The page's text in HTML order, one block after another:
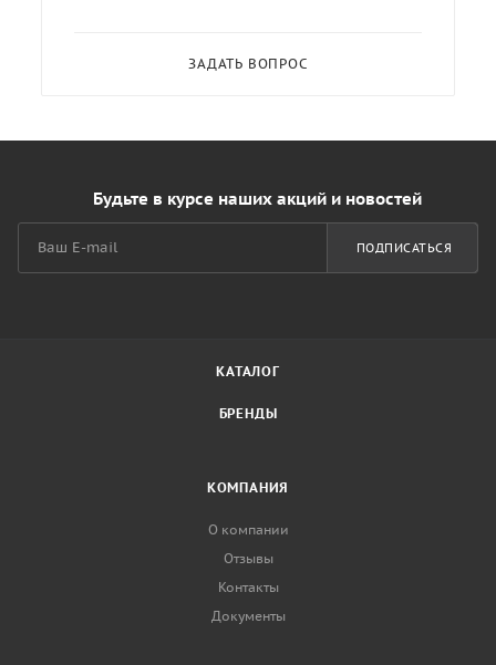
ЗАДАТЬ ВОПРОС
Будьте в курсе наших акций и новостей
ПОДПИСАТЬСЯ
КАТАЛОГ
БРЕНДЫ
КОМПАНИЯ
О компании
Отзывы
Контакты
Документы